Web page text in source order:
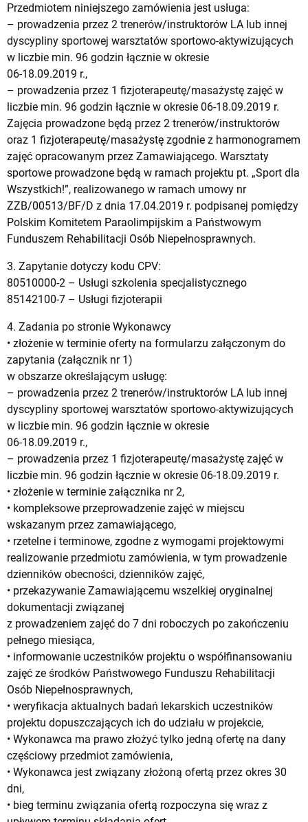
Przedmiotem niniejszego zamówienia jest usługa:
– prowadzenia przez 2 trenerów/instruktorów LA lub innej
dyscypliny sportowej warsztatów sportowo-aktywizujących
w liczbie min. 96 godzin łącznie w okresie
06-18.09.2019 r.,
– prowadzenia przez 1 fizjoterapeutę/masażystę zajęć w
liczbie min. 96 godzin łącznie w okresie 06-18.09.2019 r.
Zajęcia prowadzone będą przez 2 trenerów/instruktorów
oraz 1 fizjoterapeutę/masażystę zgodnie z harmonogramem
zajęć opracowanym przez Zamawiającego. Warsztaty
sportowe prowadzone będą w ramach projektu pt. „Sport dla
Wszystkich!”, realizowanego w ramach umowy nr
ZZB/00513/BF/D z dnia 17.04.2019 r. podpisanej pomiędzy
Polskim Komitetem Paraolimpijskim a Państwowym
Funduszem Rehabilitacji Osób Niepełnosprawnych.
3. Zapytanie dotyczy kodu CPV:
80510000-2 – Usługi szkolenia specjalistycznego
85142100-7 – Usługi fizjoterapii
4. Zadania po stronie Wykonawcy
• złożenie w terminie oferty na formularzu załączonym do
zapytania (załącznik nr 1)
w obszarze określającym usługę:
– prowadzenia przez 2 trenerów/instruktorów LA lub innej
dyscypliny sportowej warsztatów sportowo-aktywizujących
w liczbie min. 96 godzin łącznie w okresie
06-18.09.2019 r.,
– prowadzenia przez 1 fizjoterapeutę/masażystę zajęć w
liczbie min. 96 godzin łącznie w okresie 06-18.09.2019 r.
• złożenie w terminie załącznika nr 2,
• kompleksowe przeprowadzenie zajęć w miejscu
wskazanym przez zamawiającego,
• rzetelne i terminowe, zgodne z wymogami projektowymi
realizowanie przedmiotu zamówienia, w tym prowadzenie
dzienników obecności, dzienników zajęć,
• przekazywanie Zamawiającemu wszelkiej oryginalnej
dokumentacji związanej
z prowadzeniem zajęć do 7 dni roboczych po zakończeniu
pełnego miesiąca,
• informowanie uczestników projektu o współfinansowaniu
zajęć ze środków Państwowego Funduszu Rehabilitacji
Osób Niepełnosprawnych,
• weryfikacja aktualnych badań lekarskich uczestników
projektu dopuszczających ich do udziału w projekcie,
• Wykonawca ma prawo złożyć tylko jedną ofertę na dany
częściowy przedmiot zamówienia,
• Wykonawca jest związany złożoną ofertą przez okres 30
dni,
• bieg terminu związania ofertą rozpoczyna się wraz z